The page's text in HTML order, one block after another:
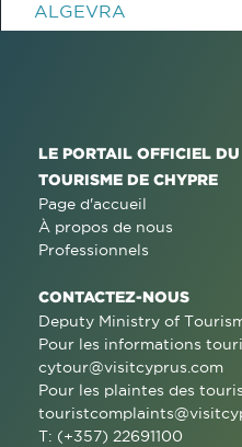
ALGEVRA
LE PORTAIL OFFICIEL DU
TOURISME DE CHYPRE
Page d'accueil
À propos de nous
Professionnels
CONTACTEZ-NOUS
Deputy Ministry of
Pour les informations
cytour@visitcyprus.com
Pour les plaintes des
T: (+357) 22691100